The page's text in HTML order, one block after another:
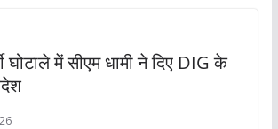
घोटाले में सीएम धामी ने दिए DIG के